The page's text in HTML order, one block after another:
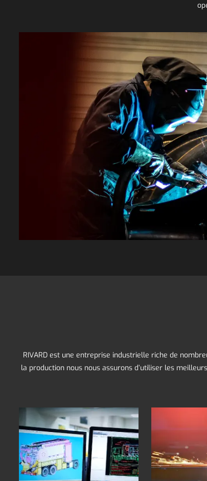
RIVARD est une entreprise industrielle riche de
la production nous nous assurons d’utiliser les